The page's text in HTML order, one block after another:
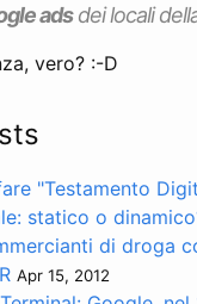
adsdei locali
vero? :-D
"Testamento
statico o
di droga
Apr 15, 2012